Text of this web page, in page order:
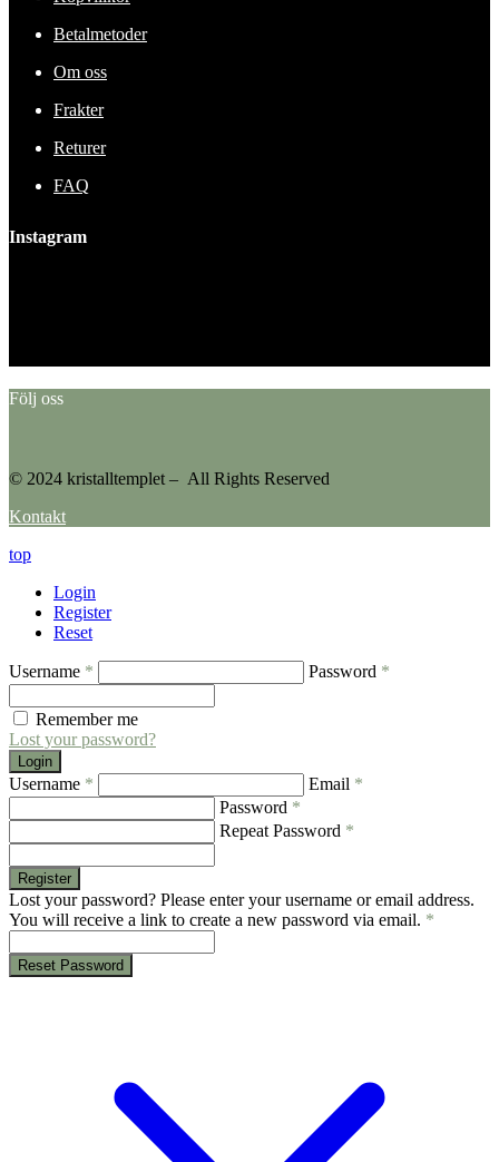
Betalmetoder
Om oss
Frakter
Returer
FAQ
Instagram
Följ oss
© 2024 kristalltemplet – All Rights Reserved
Kontakt
top
Login
Register
Reset
Username * Password *
Remember me
Lost your password?
Login
Username * Email *
Password *
Repeat Password *
Register
Lost your password? Please enter your username or email address.
You will receive a link to create a new password via email. *
Reset Password